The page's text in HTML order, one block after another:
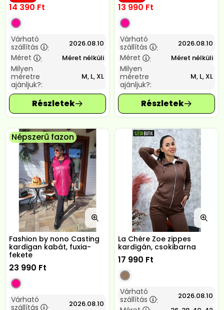
14 390 Ft
Várható
szállítás
: 2026.08.10
Méret : Méret nélküli
Milyen
méretre
ajánljuk?:
M, L, XL
13 990 Ft
Várható
szállítás
: 2026.08.10
Méret : Méret nélküli
Milyen
méretre
ajánljuk?:
M, L, XL
Népszerű fazon
Fashion by nono Casting
kardigan kabát, fuxia-
fekete
23 990 Ft
Várható
szállítás
2026.08.10
La Chére Zoe zippes
kardigán, csokibarna
17 990 Ft
Várható
szállítás
: 2026.08.10